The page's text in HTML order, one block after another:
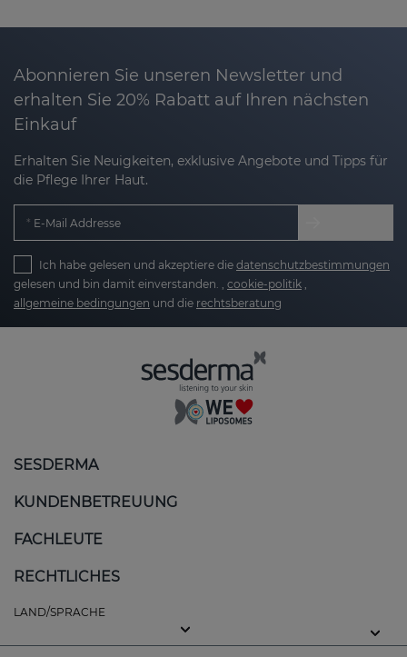
Abonnieren Sie unseren Newsletter und
erhalten Sie 20% Rabatt auf Ihren nächsten
Einkauf
Erhalten Sie Neuigkeiten, exklusive Angebote und Tipps für
die Pflege Ihrer Haut.
E-Mail Addresse
Ich habe gelesen und akzeptiere die datenschutzbestimmungen
gelesen und bin damit einverstanden. , cookie-politik ,
allgemeine bedingungen und die rechtsberatung
SESDERMA
KUNDENBETREUUNG
FACHLEUTE
RECHTLICHES
LAND/SPRACHE